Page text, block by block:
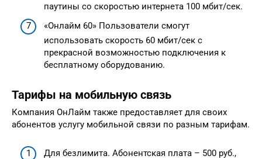
паутины со скоростью интернета 100 мбит/сек.
«Онлайм 60» Пользователи смогут
использовать скорость 60 мбит/сек с
прекрасной возможностью подключения к
бесплатному оборудованию.
Тарифы на мобильную связь
Компания ОнЛайм также предоставляет для своих
абонентов услугу мобильной связи по разным тарифам.
Для безлимита. Абонентская плата – 500 руб.,